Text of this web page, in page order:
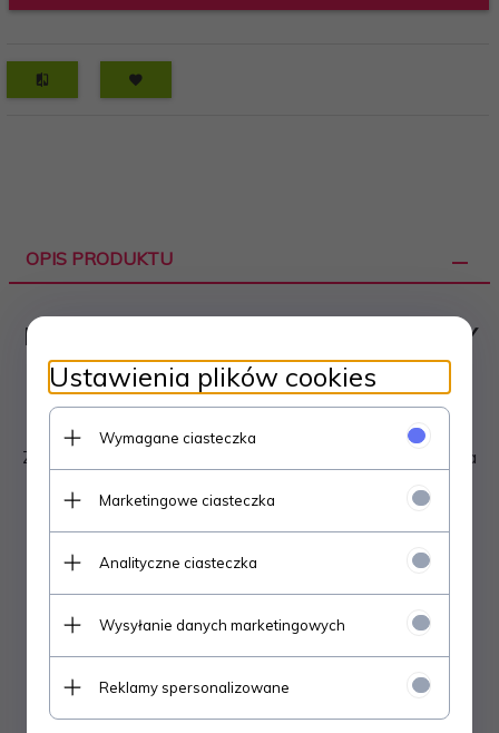
OPIS PRODUKTU
NASADKA NA SŁUPEK OGRODZENIOWY
20x30mm - 10 sztuk
Zaślepki do profili kwadratowych wykonane z tworzywa
Odporne na warunki zewnętrzne - promieniowanie UV,
mróz, deszcz.
Stosowane do zaślepiania rur ogrodzeniowych .
Ustawienia plików cookies
Wymagane ciasteczka
Marketingowe ciasteczka
Analityczne ciasteczka
Wysyłanie danych marketingowych
Reklamy spersonalizowane